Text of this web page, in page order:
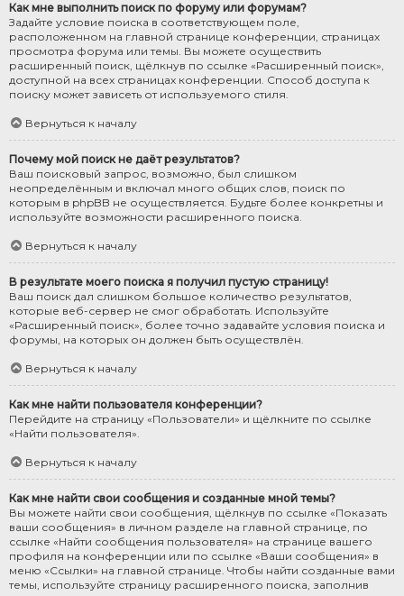
Как мне выполнить поиск по форуму или форумам?
Задайте условие поиска в соответствующем поле,
расположенном на главной странице конференции, страницах
просмотра форума или темы. Вы можете осуществить
расширенный поиск, щёлкнув по ссылке «Расширенный поиск»,
доступной на всех страницах конференции. Способ доступа к
поиску может зависеть от используемого стиля.
Вернуться к началу
Почему мой поиск не даёт результатов?
Ваш поисковый запрос, возможно, был слишком
неопределённым и включал много общих слов, поиск по
которым в phpBB не осуществляется. Будьте более конкретны и
используйте возможности расширенного поиска.
Вернуться к началу
В результате моего поиска я получил пустую страницу!
Ваш поиск дал слишком большое количество результатов,
которые веб-сервер не смог обработать. Используйте
«Расширенный поиск», более точно задавайте условия поиска и
форумы, на которых он должен быть осуществлён.
Вернуться к началу
Как мне найти пользователя конференции?
Перейдите на страницу «Пользователи» и щёлкните по ссылке
«Найти пользователя».
Вернуться к началу
Как мне найти свои сообщения и созданные мной темы?
Вы можете найти свои сообщения, щёлкнув по ссылке «Показать
ваши сообщения» в личном разделе на главной странице, по
ссылке «Найти сообщения пользователя» на странице вашего
профиля на конференции или по ссылке «Ваши сообщения» в
меню «Ссылки» на главной странице. Чтобы найти созданные вами
темы, используйте страницу расширенного поиска, заполнив